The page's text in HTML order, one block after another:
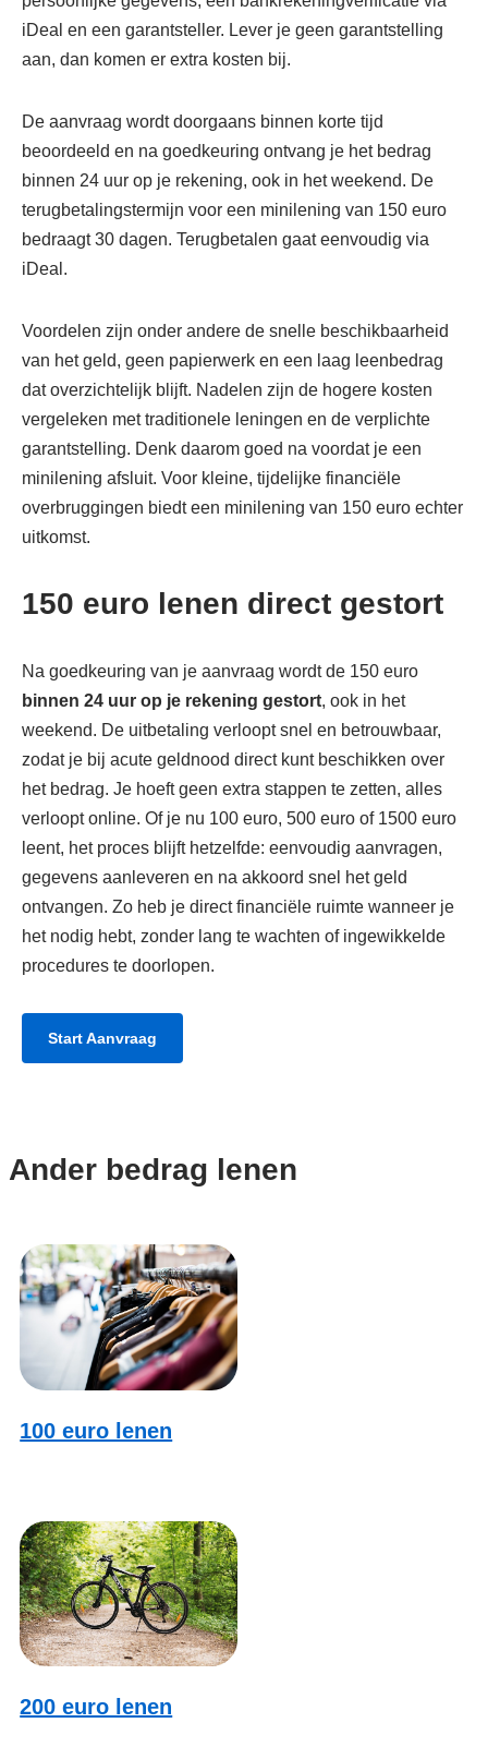
iDeal en een garantsteller. Lever je geen garantstelling
aan, dan komen er extra kosten bij.
De aanvraag wordt doorgaans binnen korte tijd
beoordeeld en na goedkeuring ontvang je het bedrag
binnen 24 uur op je rekening, ook in het weekend. De
terugbetalingstermijn voor een minilening van 150 euro
bedraagt 30 dagen. Terugbetalen gaat eenvoudig via
iDeal.
Voordelen zijn onder andere de snelle beschikbaarheid
van het geld, geen papierwerk en een laag leenbedrag
dat overzichtelijk blijft. Nadelen zijn de hogere kosten
vergeleken met traditionele leningen en de verplichte
garantstelling. Denk daarom goed na voordat je een
minilening afsluit. Voor kleine, tijdelijke financiële
overbruggingen biedt een minilening van 150 euro echter
uitkomst.
150 euro lenen direct gestort
Na goedkeuring van je aanvraag wordt de 150 euro
binnen 24 uur op je rekening gestort, ook in het
weekend. De uitbetaling verloopt snel en betrouwbaar,
zodat je bij acute geldnood direct kunt beschikken over
het bedrag. Je hoeft geen extra stappen te zetten, alles
verloopt online. Of je nu 100 euro, 500 euro of 1500 euro
leent, het proces blijft hetzelfde: eenvoudig aanvragen,
gegevens aanleveren en na akkoord snel het geld
ontvangen. Zo heb je direct financiële ruimte wanneer je
het nodig hebt, zonder lang te wachten of ingewikkelde
procedures te doorlopen.
Start Aanvraag
Ander bedrag lenen
100 euro lenen
200 euro lenen